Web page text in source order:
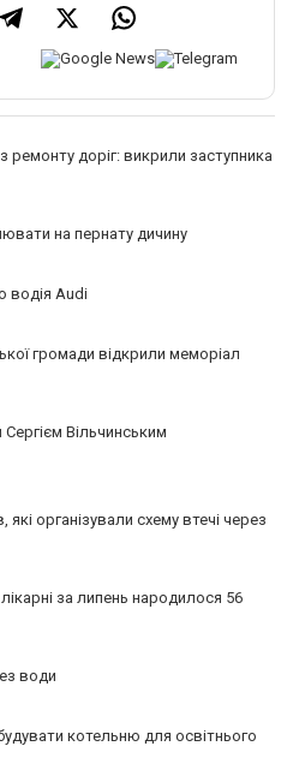
ремонту доріг: викрили заступника
на пернату дичину
водія Audi
громади відкрили меморіал
Вільчинським
організували схему втечі через
за липень народилося 56
води
котельню для освітнього